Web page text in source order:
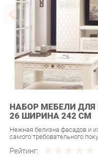
НАБОР МЕБЕЛИ ДЛЯ
26 ШИРИНА 242 СМ
Нежная белизна фасадов и
Рейтинг:
Артикул: u-0193867